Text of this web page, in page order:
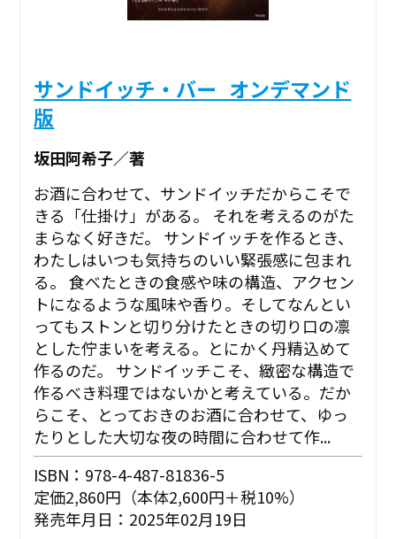
サンドイッチ・バー_オンデマンド
版
坂田阿希子／著
お酒に合わせて、サンドイッチだからこそで
きる「仕掛け」がある。 それを考えるのがた
まらなく好きだ。 サンドイッチを作るとき、
わたしはいつも気持ちのいい緊張感に包まれ
る。 食べたときの食感や味の構造、アクセン
トになるような風味や香り。そしてなんとい
ってもストンと切り分けたときの切り口の凛
とした佇まいを考える。とにかく丹精込めて
作るのだ。 サンドイッチこそ、緻密な構造で
作るべき料理ではないかと考えている。だか
らこそ、とっておきのお酒に合わせて、ゆっ
たりとした大切な夜の時間に合わせて作...
ISBN：978-4-487-81836-5
定価2,860円（本体2,600円＋税10%）
発売年月日：2025年02月19日